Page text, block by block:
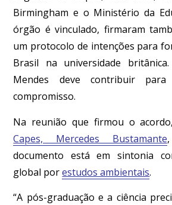
Birmingham e o Ministério da
órgão é vinculado, firmaram
um protocolo de intenções para
Brasil na universidade
Mendes deve contribuir para
compromisso.
Na reunião que firmou o
Capes, Mercedes Bustamante
documento está em sintonia
global porestudos ambientais.
“A pós-graduação e a ciência